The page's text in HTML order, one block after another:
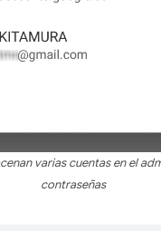
varias cuentas en el
contraseñas